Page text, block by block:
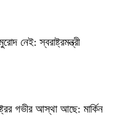
নেই: স্বরাষ্ট্রমন্ত্রী
গভীর আস্থা আছে: মার্কিন